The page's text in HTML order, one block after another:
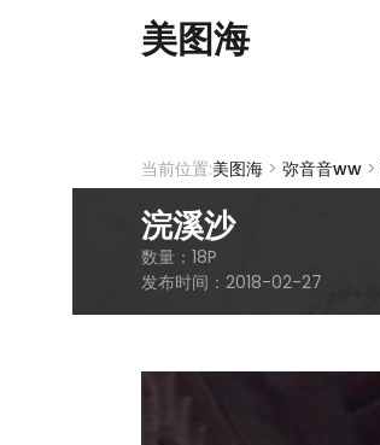
美图海
当前位置:美图海 > 弥音音ww >
浣溪沙
数量： 18P
发布时间： 2018-02-27